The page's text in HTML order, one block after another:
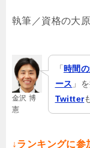
執筆／資格の大
金沢 博
憲
「 時間
ース 」
Twitter
↓ランキングに参